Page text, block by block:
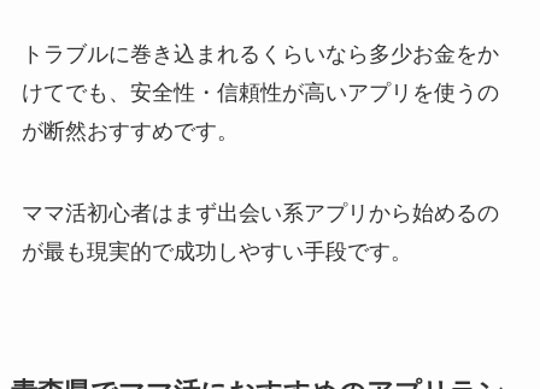
トラブルに巻き込まれるくらいなら多少お金をか
けてでも、安全性・信頼性が高いアプリを使うの
が断然おすすめです。
ママ活初心者はまず出会い系アプリから始めるの
が最も現実的で成功しやすい手段です。